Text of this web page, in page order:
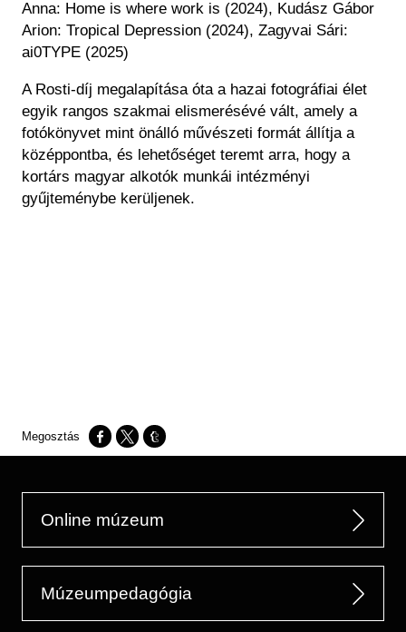
Anna: Home is where work is (2024), Kudász Gábor
Arion: Tropical Depression (2024), Zagyvai Sári:
ai0TYPE (2025)
A Rosti-díj megalapítása óta a hazai fotográfiai élet
egyik rangos szakmai elismerésévé vált, amely a
fotókönyvet mint önálló művészeti formát állítja a
középpontba, és lehetőséget teremt arra, hogy a
kortárs magyar alkotók munkái intézményi
gyűjteménybe kerüljenek.
Opens in a new window
Opens in a new window
Opens in a new window
Online múzeum
Múzeumpedagógia